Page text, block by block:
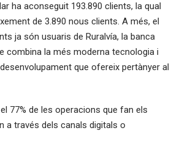
ha aconseguit 193.890 clients, la qual
de 3.890 nous clients. A més, el
ja són usuaris de Ruralvía, la banca
combina la més moderna tecnologia i
que ofereix pertànyer al
77% de les operacions que fan els
a través dels canals digitals o